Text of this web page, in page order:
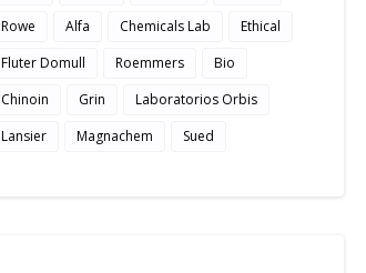
Rowe
Alfa Chemicals Lab
Ethical
Fluter Domull
Roemmers
Bio
Chinoin
Grin
Laboratorios Orbis
Lansier
Magnachem Sued